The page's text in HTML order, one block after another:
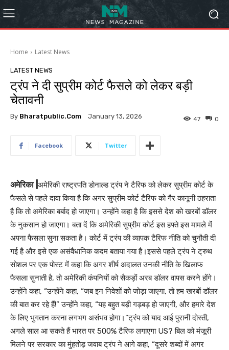
Home Latest News
LATEST NEWS
ट्रंप ने दी सुप्रीम कोर्ट फैसले को लेकर बड़ी
चेतावनी
By Bharatpublic.com January 13, 2026 0
47
Facebook Twitter
अमेरिका | अमेरिकी राष्ट्रपति डोनाल्ड ट्रंप ने टैरिफ को लेकर सुप्रीम कोर्ट के
फैसले से पहले दावा किया है कि अगर सुप्रीम कोर्ट टैरिफ को गैर कानूनी ठहराता
है कि तो अमेरिका बर्बाद हो जाएगा। उन्होंने कहा है कि इससे देश को खरबों डॉलर
के नुकसान हो जाएगा। बता दें कि अमेरिकी सुप्रीम कोर्ट इस हफ्ते इस मामले में
अपना फैसला सुना सकता है। कोर्ट में ट्रंप की व्यापक टैरिफ नीति को चुनौती दी
गई है और इसे एक असंवैधानिक कदम बताया गया है।इससे पहले ट्रंप ने ट्रुथ
सोशल पर एक पोस्ट में कहा कि अगर शीर्ष अदालत उनकी नीति के खिलाफ
फैसला सुनाती है, तो अमेरिकी कंपनियों को सैकड़ों अरब डॉलर वापस करने होंगे।
उन्होंने कहा, “उन्होंने कहा, “जब इन निवेशों को जोड़ा जाएगा, तो हम खरबों डॉलर
की बात कर रहे हैं!” उन्होंने कहा, “यह बहुत बड़ी गड़बड़ हो जाएगी, और हमारे देश
के लिए भुगतान करना लगभग असंभव होगा।”ट्रंप को याद आई पुरानी दोस्ती,
अगले साल आ सकते हैं भारत पर 500% टैरिफ लगाएगा US? बिल को मंजूरी
मिलने पर सरकार का मुंहतोड़ जवाब ट्रंप ने आगे कहा, “दूसरे शब्दों में अगर